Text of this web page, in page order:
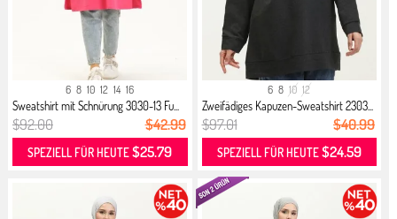
6 8 10 12 14 16
Sweatshirt mit Schnürung 3030-13 Fu...
$92.00 $42.99
SPEZIELL FÜR HEUTE$25.79
6 8 10 12
Zweifädiges Kapuzen-Sweatshirt 2303...
$97.01 $40.99
SPEZIELL FÜR HEUTE$24.59